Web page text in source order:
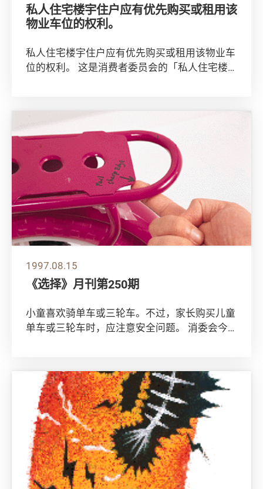
私人住宅楼宇住户应有优先购买或租用该
物业车位的权利。
私人住宅楼宇住户应有优先购买或租用该物业车
位的权利。 这是消费者委员会的「私人住宅楼
1997.08.15
《选择》月刊第250期
小童喜欢骑单车或三轮车。不过，家长购买儿童
单车或三轮车时，应注意安全问题。 消委会今